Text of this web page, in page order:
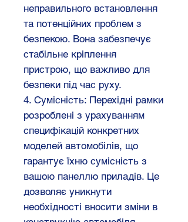
неправильного встановлення
та потенційних проблем з
безпекою. Вона забезпечує
стабільне кріплення
пристрою, що важливо для
безпеки під час руху.
4. Сумісність: Перехідні рамки
розроблені з урахуванням
специфікацій конкретних
моделей автомобілів, що
гарантує їхню сумісність з
вашою панеллю приладів. Це
дозволяє уникнути
необхідності вносити зміни в